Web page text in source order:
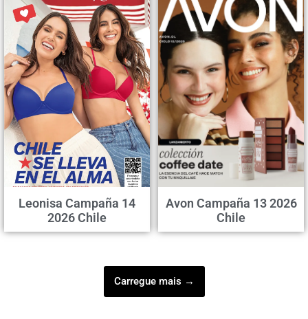
Leonisa Campaña 14
2026 Chile
Avon Campaña 13 2026
Chile
Carregue mais →